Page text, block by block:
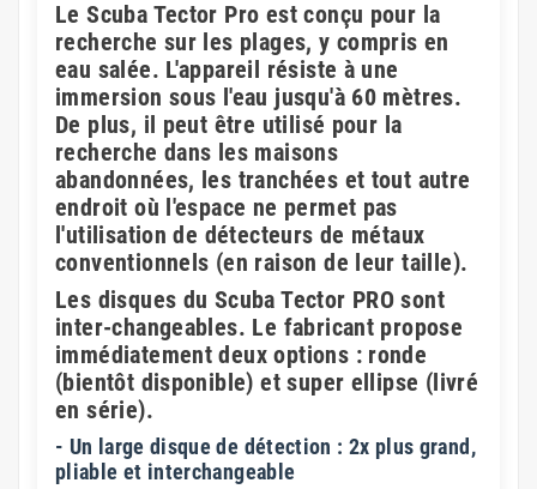
Le Scuba Tector Pro est conçu pour la
recherche sur les plages, y compris en
eau salée. L'appareil résiste à une
immersion sous l'eau jusqu'à 60 mètres.
De plus, il peut être utilisé pour la
recherche dans les maisons
abandonnées, les tranchées et tout autre
endroit où l'espace ne permet pas
l'utilisation de détecteurs de métaux
conventionnels (en raison de leur taille).
Les disques du Scuba Tector PRO sont
inter-changeables. Le fabricant propose
immédiatement deux options : ronde
(bientôt disponible) et super ellipse (livré
en série).
- Un large disque de détection : 2x plus grand,
pliable et interchangeable